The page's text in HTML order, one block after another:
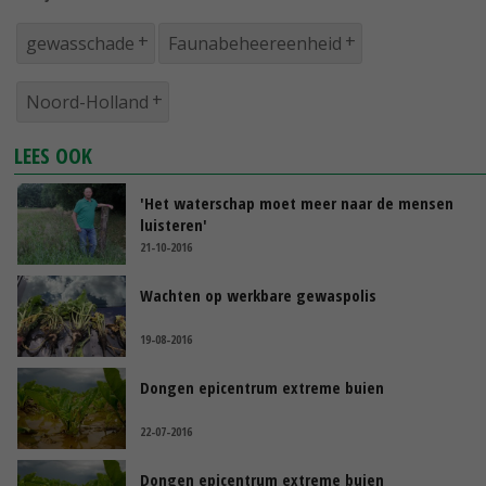
gewasschade Faunabeheereenheid
Noord-Holland
LEES OOK
'Het waterschap moet meer naar de mensen
luisteren'
21-10-2016
Wachten op werkbare gewaspolis
19-08-2016
Dongen epicentrum extreme buien
22-07-2016
Dongen epicentrum extreme buien